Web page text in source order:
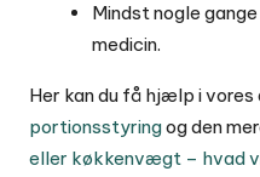
Mindst nogle
medicin.
Her kan du få hjælp i
portionsstyringog den
eller køkkenvægt – hvad